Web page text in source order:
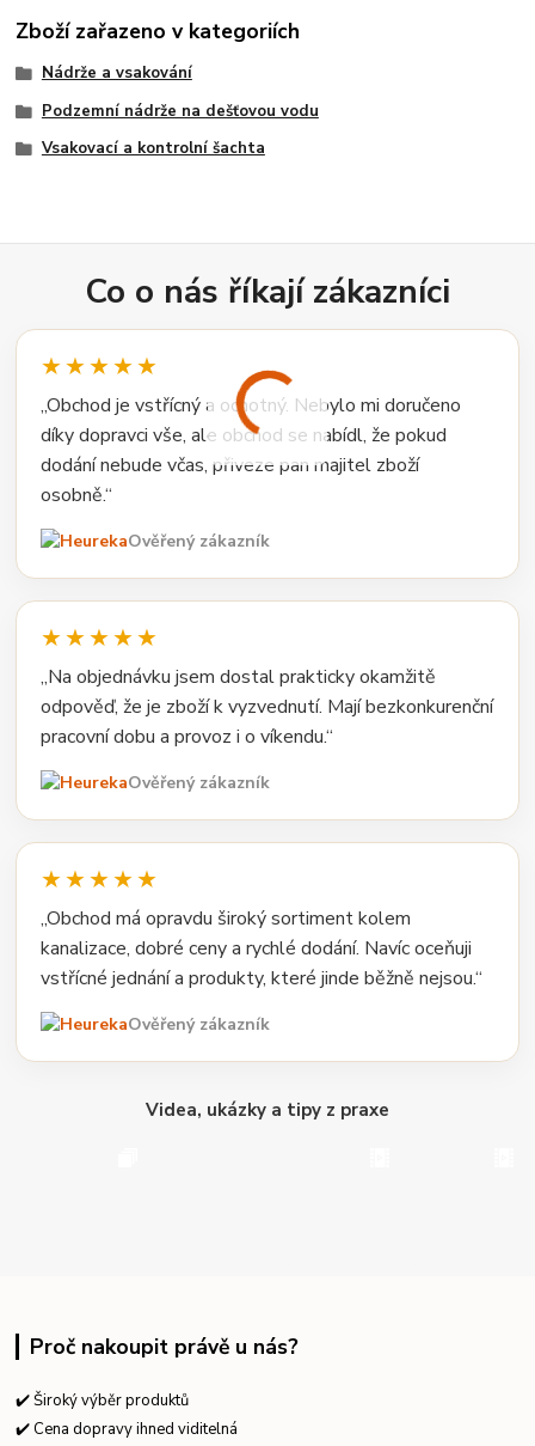
Zboží zařazeno v kategoriích
Nádrže a vsakování
Podzemní nádrže na dešťovou vodu
Vsakovací a kontrolní šachta
Co o nás říkají zákazníci
★★★★★
„Obchod je vstřícný a ochotný. Nebylo mi doručeno
díky dopravci vše, ale obchod se nabídl, že pokud
dodání nebude včas, přiveze pan majitel zboží
osobně.“
Ověřený zákazník
★★★★★
„Na objednávku jsem dostal prakticky okamžitě
odpověď, že je zboží k vyzvednutí. Mají bezkonkurenční
pracovní dobu a provoz i o víkendu.“
Ověřený zákazník
★★★★★
„Obchod má opravdu široký sortiment kolem
kanalizace, dobré ceny a rychlé dodání. Navíc oceňuji
vstřícné jednání a produkty, které jinde běžně nejsou.“
Ověřený zákazník
Videa, ukázky a tipy z praxe
Proč nakoupit právě u nás?
✔️ Široký výběr produktů
✔️ Cena dopravy ihned viditelná